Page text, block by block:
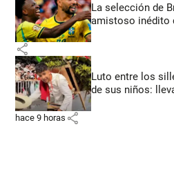
La selección de
amistoso inédito
share
Luto entre los
de sus niños:
hace 9 horas share